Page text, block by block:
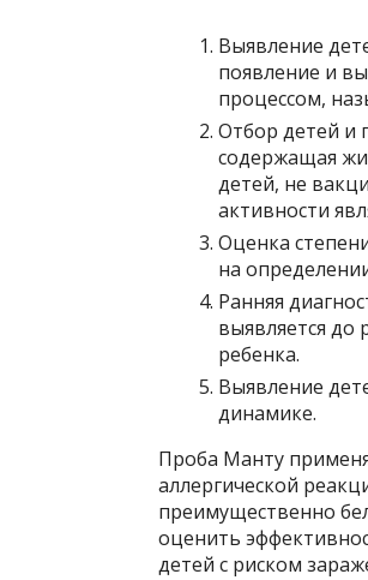
Выявление
появление и
процессом,
Отбор детей и
содержащая
детей, не
активности
Оценка
на
Ранняя
выявляется до
ребенка.
Выявление
динамике.
Проба Манту
аллергической
преимущественно
оценить
детей с риском